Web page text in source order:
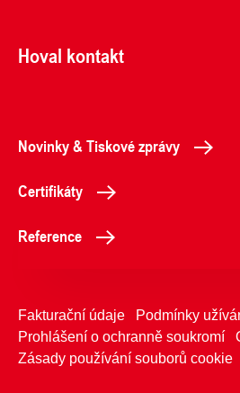
Hoval kontakt
Novinky & Tiskové zprávy
Certifikáty
Reference
Fakturační údaje
Podmínky
Prohlášení o ochranně soukromí
Zásady používání souborů cookie